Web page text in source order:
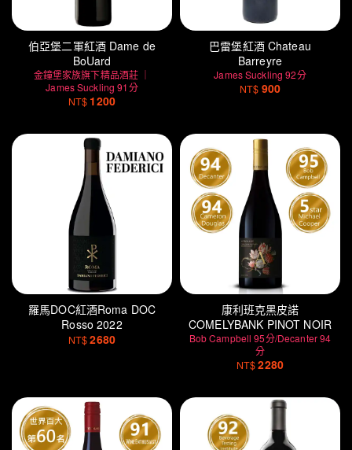
伯亞堡二軍紅酒 Dame de
BoUard
金鐘堡家族旗下精品酒莊 ｜
James Suckling 91分
NT$ 1200
巴雷堡紅酒 Chateau
Barreyre
James Suckling 92分
NT$ 900
羅馬DOC紅酒Roma DOC
Rosso 2022
NT$2680
康利班克黑皮諾
COMELYBANK PINOT NOIR
Bob Campbell 95分/Decanter 94
分
NT$2280